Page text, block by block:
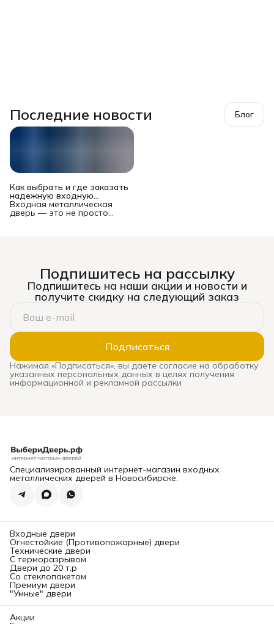
Последние новости Блог
Как выбрать и где заказать
надежную входную
металлическую дверь в
Новосибирске?
Входная металлическая
дверь — это не просто
имущества и жильцов,
уровень шума, теплопотери
и даже эстетическое
восприятие жилья. Рынок
— от бюджетных до
премиальных, и выбор
может стать настоящим
испытанием. Ошибка
оборачивается
сквозняками, звоном при
каждом закрытии, риском
взлома и необходимостью
дорогой замены. В этом
профессионально
установить надежную
входную дверь, которая
прослужит десятилетиями.
Глава 1: Конструкция и
смотреть в первую
определяется ее
«начинкой». Вот основные
элементы, требующие
вашего внимания.
1. Каркас и толщина
металла:
Каркас:Должен быть
выполнен из
цельносварного стального
профиля (обычно
замкнутого коробчатого
сечения). Сборные
Подпишитесь на рассылку
Подпишитесь на наши акции и новости и
получите скидку на следующий заказ
Подписаться
Нажимая «Подписаться», вы даете согласие на обработку
указанных персональных данных в целях получения
информационной и рекламной рассылки
Специализированный интернет-магазин входных
металлических дверей в Новосибирске.
Входные двери
Огнестойкие (Противопожарные) двери
Технические двери
С терморазрывом
Двери до 20 т.р
Со стеклопакетом
Премиум двери
"Умные" двери
Акции